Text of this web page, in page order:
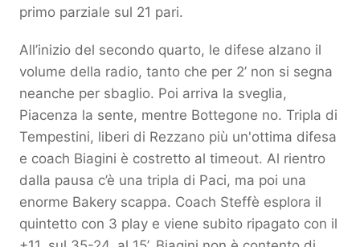
primo parziale sul 21 pari.
All’inizio del secondo quarto, le difese alzano il
volume della radio, tanto che per 2’ non si segna
neanche per sbaglio. Poi arriva la sveglia,
Piacenza la sente, mentre Bottegone no. Tripla di
Tempestini, liberi di Rezzano più un'ottima difesa
e coach Biagini è costretto al timeout. Al rientro
dalla pausa c’è una tripla di Paci, ma poi una
enorme Bakery scappa. Coach Steffè esplora il
quintetto con 3 play e viene subito ripagato con il